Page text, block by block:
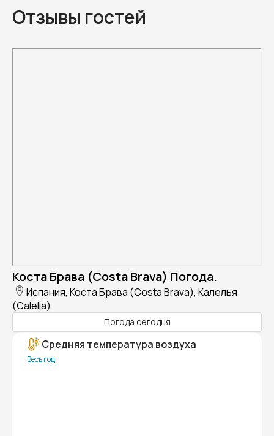
Отзывы гостей
Коста Брава (Costa Brava) Погода.
Испания, Коста Брава (Costa Brava), Калелья
(Calella)
Погода сегодня
Средняя температура воздуха
Весь год